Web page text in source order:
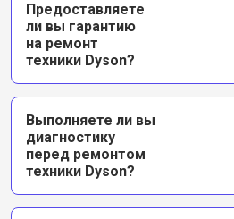
Предоставляете
ли вы гарантию
на ремонт
техники Dyson?
Выполняете ли вы
диагностику
перед ремонтом
техники Dyson?